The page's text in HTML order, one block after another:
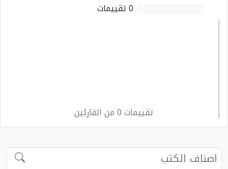
0 تقييمات
تقييمات 0 من القارئين
اصناف الكتب